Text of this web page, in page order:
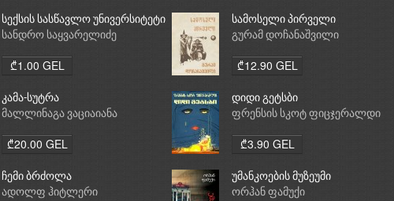
სექსის სასწავლო უნივერსიტეტი
სანდრო საყვარელიძე
₾1.00 GEL
სამოსელი პირველი
გურამ დოჩანაშვილი
₾12.90 GEL
კამა-სუტრა
მალლინაგა ვაციაიანა
₾20.00 GEL
დიდი გეტსბი
ფრენსის სკოტ ფიცჯერალდი
₾3.90 GEL
ჩემი ბრძოლა
ადოლფ ჰიტლერი
უმანკოების მუზეუმი
ორჰან ფამუქი